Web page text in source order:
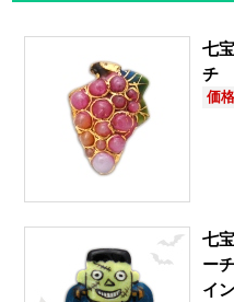
七
チ
価
七
ー
イン